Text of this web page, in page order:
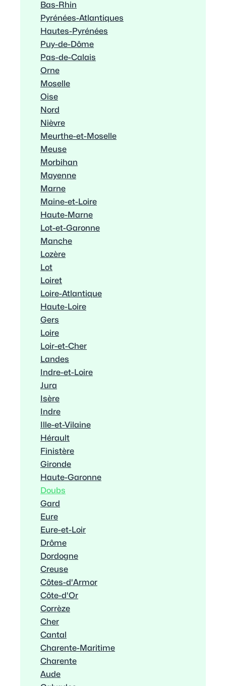
Bas-Rhin
Pyrénées-Atlantiques
Hautes-Pyrénées
Puy-de-Dôme
Pas-de-Calais
Orne
Moselle
Oise
Nord
Nièvre
Meurthe-et-Moselle
Meuse
Morbihan
Mayenne
Marne
Maine-et-Loire
Haute-Marne
Lot-et-Garonne
Manche
Lozère
Lot
Loiret
Loire-Atlantique
Haute-Loire
Gers
Loire
Loir-et-Cher
Landes
Indre-et-Loire
Jura
Isère
Indre
Ille-et-Vilaine
Hérault
Finistère
Gironde
Haute-Garonne
Doubs
Gard
Eure
Eure-et-Loir
Drôme
Dordogne
Creuse
Côtes-d'Armor
Côte-d'Or
Corrèze
Cher
Cantal
Charente-Maritime
Charente
Aude